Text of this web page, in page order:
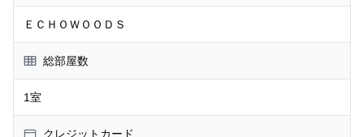
ＥＣＨＯＷＯＯＤＳ
総部屋数
1室
クレジットカード